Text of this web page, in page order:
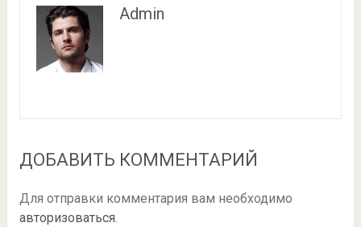
Admin
ДОБАВИТЬ КОММЕНТАРИЙ
Для отправки комментария вам необходимо
авторизоваться.